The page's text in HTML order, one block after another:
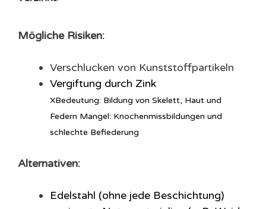
Mögliche Risiken:
Verschlucken von Kunststoffpartikeln
Vergiftung durch Zink
XBedeutung: Bildung von Skelett, Haut und
Federn Mangel: Knochenmissbildungen und
schlechte Befiederung
Alternativen:
Edelstahl (ohne jede Beschichtung)